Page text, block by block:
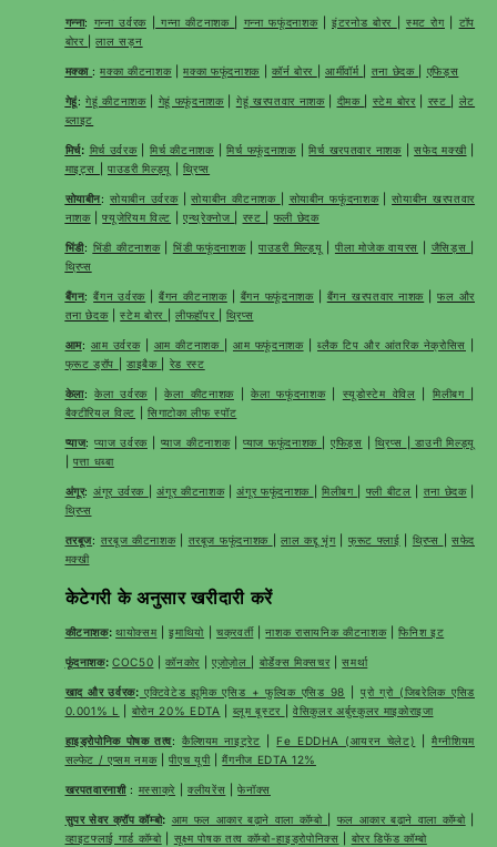
गन्ना: गन्ना उर्वरक गन्ना कीटनाशक गन्ना फफूंदनाशक|इंटरनोड बोरर स्मट रोग| टॉप
बोरर
|लाल सड़न
मक्का :मक्का कीटनाशक|मक्का फफूंदनाशक |कॉर्न बोरर आर्मीवॉर्म तना छेदक एफिड्स
गेहूं:गेहूं कीटनाशक| गेहूं फफूंदनाशक| गेहूं खरपतवार नाशक| दीमक स्टेम बोरर| रस्ट
लेट
ब्लाइट
मिर्च: मिर्च उर्वरक|मिर्च कीटनाशक|मिर्च फफूंदनाशक|मिर्च खरपतवार नाशक|सफेद मक्खी|
माइट्स
|पाउडरी मिल्ड्यू |थ्रिप्स
सोयाबीन: सोयाबीन उर्वरक|सोयाबीन कीटनाशक सोयाबीन फफूंदनाशक|सोयाबीन खरपतवार
नाशक|फ्यूजेरियम विल्ट |एन्थ्रेक्नोज रस्ट फली छेदक
भिंडी: भिंडी कीटनाशक| भिंडी फफूंदनाशक| पाउडरी मिल्ड्यू पीला मोजेक वायरस जैसिड्स
थ्रिप्स
बैंगन:बैंगन उर्वरक |बैंगन कीटनाशक| बैंगन फफूंदनाशक| बैंगन खरपतवार नाशक |फल और
तना छेदक|स्टेम बोरर |लीफहॉपर |थ्रिप्स
आम: आम उर्वरक| आम कीटनाशक आम फफूंदनाशक| ब्लैक टिप और आंतरिक नेक्रोसिस
फ्रूट ड्रॉप
|डाइबैक रेड रस्ट
केला:केला उर्वरक |केला कीटनाशक|केला फफूंदनाशक| स्यूडोस्टेम वेविल मिलीबग
बैक्टीरियल विल्ट |सिगाटोका लीफ स्पॉट
प्याज:प्याज उर्वरक| प्याज कीटनाशक|प्याज फफूंदनाशक एफिड्स |थ्रिप्स
डाउनी मिल्ड्यू
पत्ता धब्बा
अंगूर: अंगूर उर्वरक |अंगूर कीटनाशक|अंगूर फफूंदनाशक मिलीबग फ्ली बीटल तना छेदक|
थ्रिप्स
तरबूज: तरबूज कीटनाशक| तरबूज फफूंदनाशक |लाल कद्दू भृंग| फ्रूट फ्लाई थ्रिप्स |सफेद
मक्खी
केटेगरी के अनुसार खरीदारी करें
कीटनाशक:थायोक्सम|इमाथियो |चक्रवर्ती|नाशक रासायनिक कीटनाशक|फिनिश इट
फूंदनाशक:COC50 |कॉनकोर |एज़ोज़ोल बोर्डेक्स मिक्सचर|समर्था
खाद और उर्वरक: एक्टिवेटेड ह्यूमिक एसिड + फुल्विक एसिड 98
प्रो ग्रो (जिबरेलिक एसिड
0.001% L
बोरोन 20% EDTA ब्लूम बूस्टर वेसिकुलर अर्बुस्कुलर माइकोराइजा
हाइड्रोपोनिक पोषक तत्व:कैल्शियम नाइट्रेट Fe EDDHA (आयरन चेलेट) |मैग्नीशियम
सल्फेट / एप्सम नमक|पीएच यूपी|मैंगनीज EDTA 12%
खरपतवारनाशी: मस्साक्रे |क्लीयरेंस |फेनॉक्स
सुपर सेवर क्रॉप कॉम्बो: आम फल आकार बढ़ाने वाला कॉम्बो फल आकार बढ़ाने वाला कॉम्बो|
व्हाइटफ्लाई गार्ड कॉम्बो| सूक्ष्म पोषक तत्व कॉम्बो-हाइड्रोपोनिक्स बोरर डिफेंड कॉम्बो